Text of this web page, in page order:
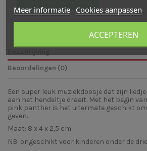
Beoordelingen (0)
Een super leuk muziekdoosje dat zijn
aan het hendeltje draait. Met het begin
pink panther is het uitermate geschikt
geven.
Maat: 8 x 4 x 2,5 cm
NB: ongeschikt voor kinderen onder de
Meer informatie Cookies aanpassen
ACCEPTEREN